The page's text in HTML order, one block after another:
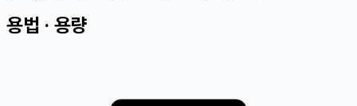
용법 · 용량